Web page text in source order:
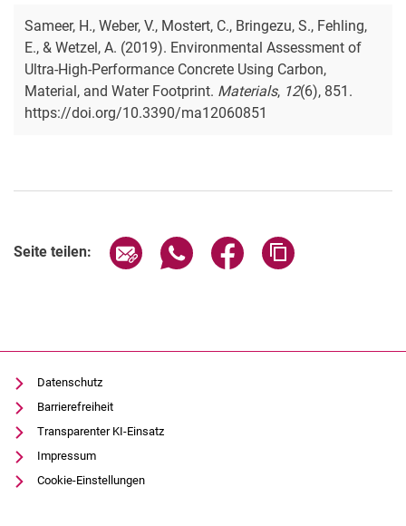
Sameer, H., Weber, V., Mostert, C., Bringezu, S., Fehling,
E., & Wetzel, A. (2019). Environmental Assessment of
Ultra-High-Performance Concrete Using Carbon,
Material, and Water Footprint. Materials, 12(6), 851.
https://doi.org/10.3390/ma12060851
Seite teilen: Seite über E-Mail teilen
Seite über WhatsApp teilen
Seite über Facebook
Datenschutz
Barrierefreiheit
Transparenter KI-Einsatz
Impressum
Cookie-Einstellungen